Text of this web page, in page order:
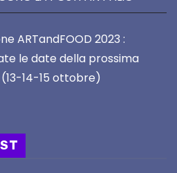
ARTandFOOD 2023 :
le date della prossima
14-15 ottobre)